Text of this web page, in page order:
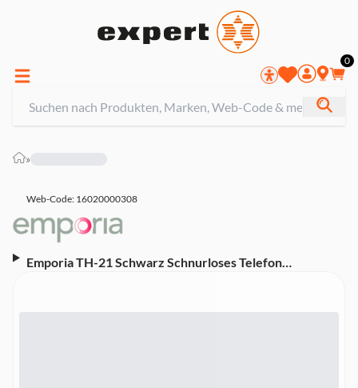
0
»
Web-Code: 16020000308
Emporia TH-21 Schwarz Schnurloses Telefon